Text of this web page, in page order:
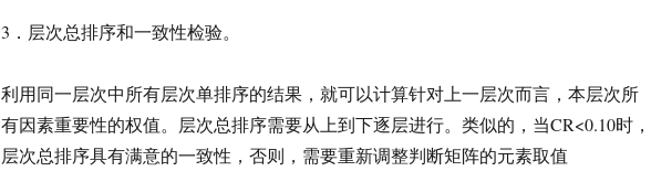
3．层次总排序和一致性检验。
利用同一层次中所有层次单排序的结果，就可以计算针对上一层次而言，本层次所
有因素重要性的权值。层次总排序需要从上到下逐层进行。类似的，当CR<0.10时，
层次总排序具有满意的一致性，否则，需要重新调整判断矩阵的元素取值